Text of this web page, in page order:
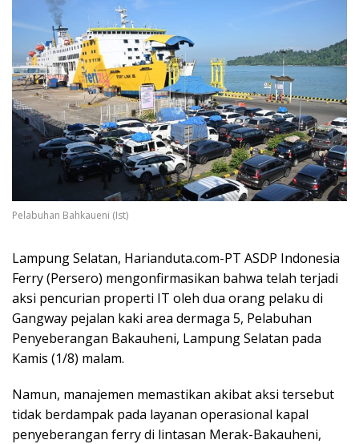
Pelabuhan Bahkaueni (Ist)
Lampung Selatan, Harianduta.com-PT ASDP Indonesia
Ferry (Persero) mengonfirmasikan bahwa telah terjadi
aksi pencurian properti IT oleh dua orang pelaku di
Gangway pejalan kaki area dermaga 5, Pelabuhan
Penyeberangan Bakauheni, Lampung Selatan pada
Kamis (1/8) malam.
Namun, manajemen memastikan akibat aksi tersebut
tidak berdampak pada layanan operasional kapal
penyeberangan ferry di lintasan Merak-Bakauheni,